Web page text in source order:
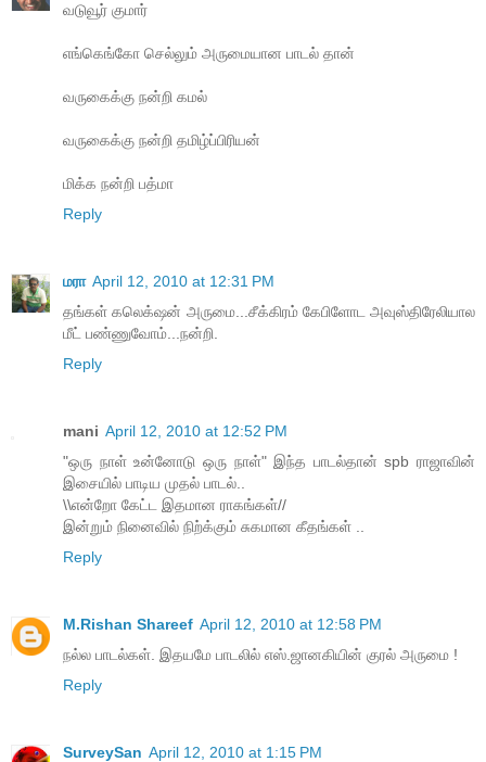
வடுவூர் குமார்
எங்கெங்கோ செல்லும் அருமையான பாடல் தான்
வருகைக்கு நன்றி கமல்
வருகைக்கு நன்றி தமிழ்ப்பிரியன்
மிக்க நன்றி பத்மா
Reply
மரா April 12, 2010 at 12:31 PM
தங்கள் கலெக்‌ஷன் அருமை...சீக்கிரம் கேபிளோட அவுஸ்திரேலியால
மீட் பண்ணுவோம்...நன்றி.
Reply
mani April 12, 2010 at 12:52 PM
"ஒரு நாள் உன்னோடு ஒரு நாள்" இந்த பாடல்தான் spb ராஜாவின்
இசையில் பாடிய முதல் பாடல்..
\\என்றோ கேட்ட இதமான ராகங்கள்//
இன்றும் நினைவில் நிற்க்கும் சுகமான கீதங்கள் ..
Reply
M.Rishan Shareef April 12, 2010 at 12:58 PM
நல்ல பாடல்கள். இதயமே பாடலில் எஸ்.ஜானகியின் குரல் அருமை !
Reply
SurveySan April 12, 2010 at 1:15 PM